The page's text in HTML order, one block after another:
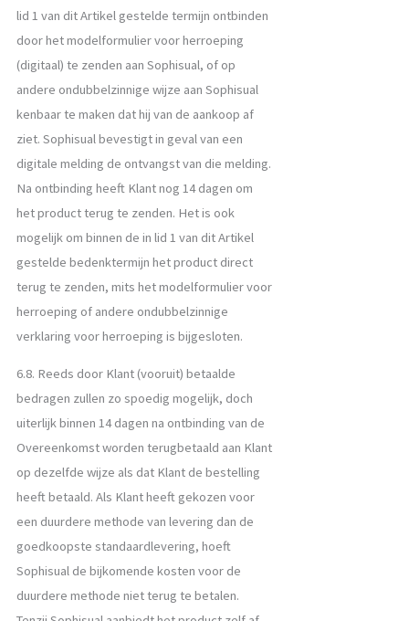
lid 1 van dit Artikel gestelde termijn ontbinden
door het modelformulier voor herroeping
(digitaal) te zenden aan Sophisual, of op
andere ondubbelzinnige wijze aan Sophisual
kenbaar te maken dat hij van de aankoop af
ziet. Sophisual bevestigt in geval van een
digitale melding de ontvangst van die melding.
Na ontbinding heeft Klant nog 14 dagen om
het product terug te zenden. Het is ook
mogelijk om binnen de in lid 1 van dit Artikel
gestelde bedenktermijn het product direct
terug te zenden, mits het modelformulier voor
herroeping of andere ondubbelzinnige
verklaring voor herroeping is bijgesloten.
6.8. Reeds door Klant (vooruit) betaalde
bedragen zullen zo spoedig mogelijk, doch
uiterlijk binnen 14 dagen na ontbinding van de
Overeenkomst worden terugbetaald aan Klant
op dezelfde wijze als dat Klant de bestelling
heeft betaald. Als Klant heeft gekozen voor
een duurdere methode van levering dan de
goedkoopste standaardlevering, hoeft
Sophisual de bijkomende kosten voor de
duurdere methode niet terug te betalen.